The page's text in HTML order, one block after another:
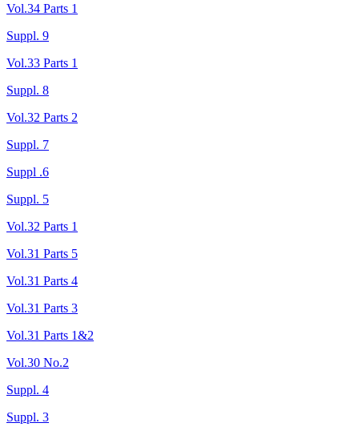
Vol.34 Parts 1
Suppl. 9
Vol.33 Parts 1
Suppl. 8
Vol.32 Parts 2
Suppl. 7
Suppl .6
Suppl. 5
Vol.32 Parts 1
Vol.31 Parts 5
Vol.31 Parts 4
Vol.31 Parts 3
Vol.31 Parts 1&2
Vol.30 No.2
Suppl. 4
Suppl. 3